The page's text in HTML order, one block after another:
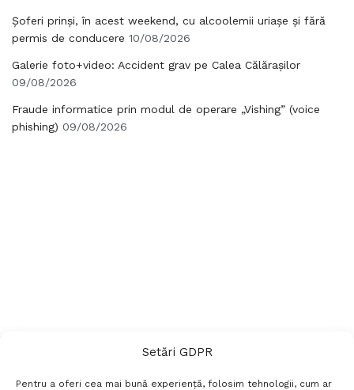
Setări GDPR
Pentru a oferi cea mai bună experiență, folosim tehnologii, cum ar
Șoferi prinși, în acest weekend, cu alcoolemii uriașe și fără
permis de conducere 10/08/2026
Galerie foto+video: Accident grav pe Calea Călărașilor
09/08/2026
Fraude informatice prin modul de operare „Vishing” (voice
phishing) 09/08/2026